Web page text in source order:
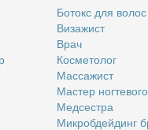
Бо­токс для во­лос
Ви­за­жист
Врач
Кос­ме­то­лог
Мас­са­жист
Ма­стер
Мед­сест­ра
Мик­роб­дей­динг